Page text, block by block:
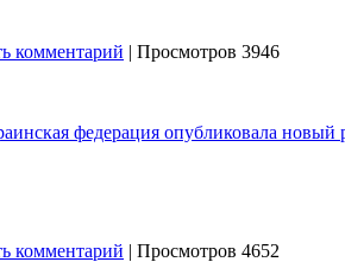
комментарий | Просмотров 3946
федерация опубликовала
комментарий | Просмотров 4652